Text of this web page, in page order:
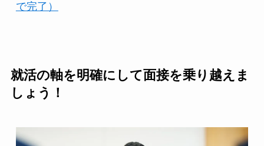
で完了）
就活の軸を明確にして面接を乗り越えま
しょう！